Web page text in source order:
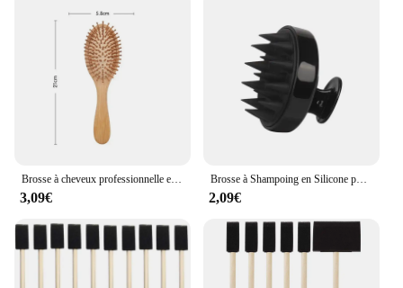
Brosse à cheveux professionnelle en bambou, 1 pièce, peigne en bois, coussin de pagaie, perte de cheveux, massage, soins du cuir chevelu
3,09€
Brosse à Shampoing en Silicone pour le Énergie du Cuir oral elu, Peigne de Lavage des Cheveux, pour le Corps, Bain, Douche, Outil de Coiffure pour Salon
2,09€